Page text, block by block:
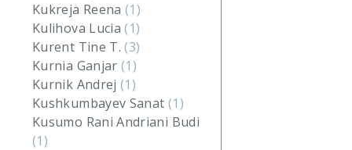
Kukreja Reena(1)
Kulihova Lucia(1)
Kurent Tine T.(3)
Kurnia Ganjar(1)
Kurnik Andrej(1)
Kushkumbayev Sanat (1)
Kusumo Rani Andriani Budi
(1)